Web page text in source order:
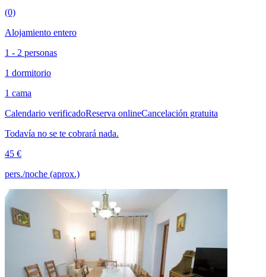
(0)
Alojamiento entero
1 - 2 personas
1 dormitorio
1 cama
Calendario verificadoReserva onlineCancelación gratuita
Todavía no se te cobrará nada.
45 €
pers./noche (aprox.)